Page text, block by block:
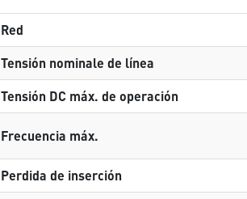
Red
Tensión nominale de línea
Tensión DC máx. de operación
Frecuencia máx.
Perdida de inserción